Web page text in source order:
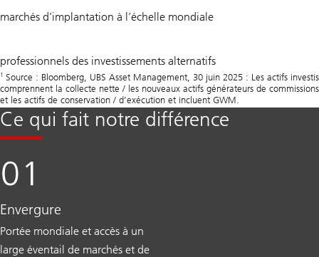
marchés d’implantation à l’échelle mondiale
750
+
professionnels des investissements alternatifs
1 Source : Bloomberg, UBS Asset Management, 30 juin 2025 : Les actifs investis
comprennent la collecte nette / les nouveaux actifs générateurs de commissions
et les actifs de conservation / d’exécution et incluent GWM.
Ce qui fait notre différence
Envergure
Portée mondiale et accès à un
large éventail de marchés et de